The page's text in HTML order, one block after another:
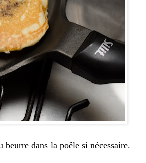
dans la poêle si nécessaire.